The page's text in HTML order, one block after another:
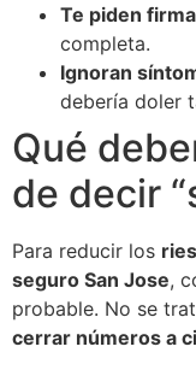
Te piden
completa.
Ignoran
debería doler
Qué
de decir
Para reducir los
seguro San Jose,
probable. No se
cerrar números a